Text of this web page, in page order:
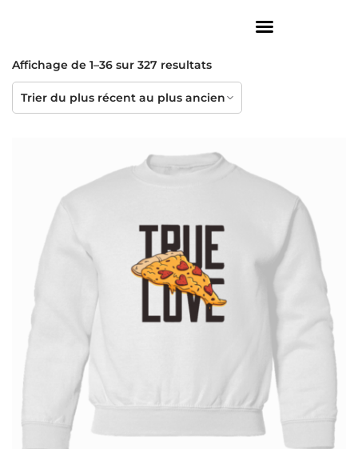
Affichage de 1–36 sur 327 resultats